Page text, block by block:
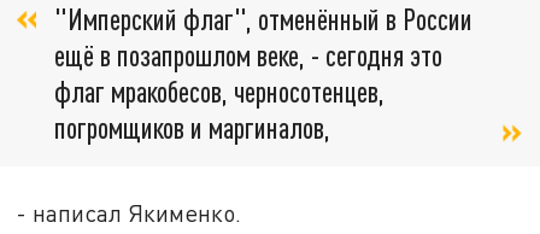
"Имперский флаг", отменённый в России
ещё в позапрошлом веке, - сегодня это
флаг мракобесов, черносотенцев,
погромщиков и маргиналов,
- написал Якименко.